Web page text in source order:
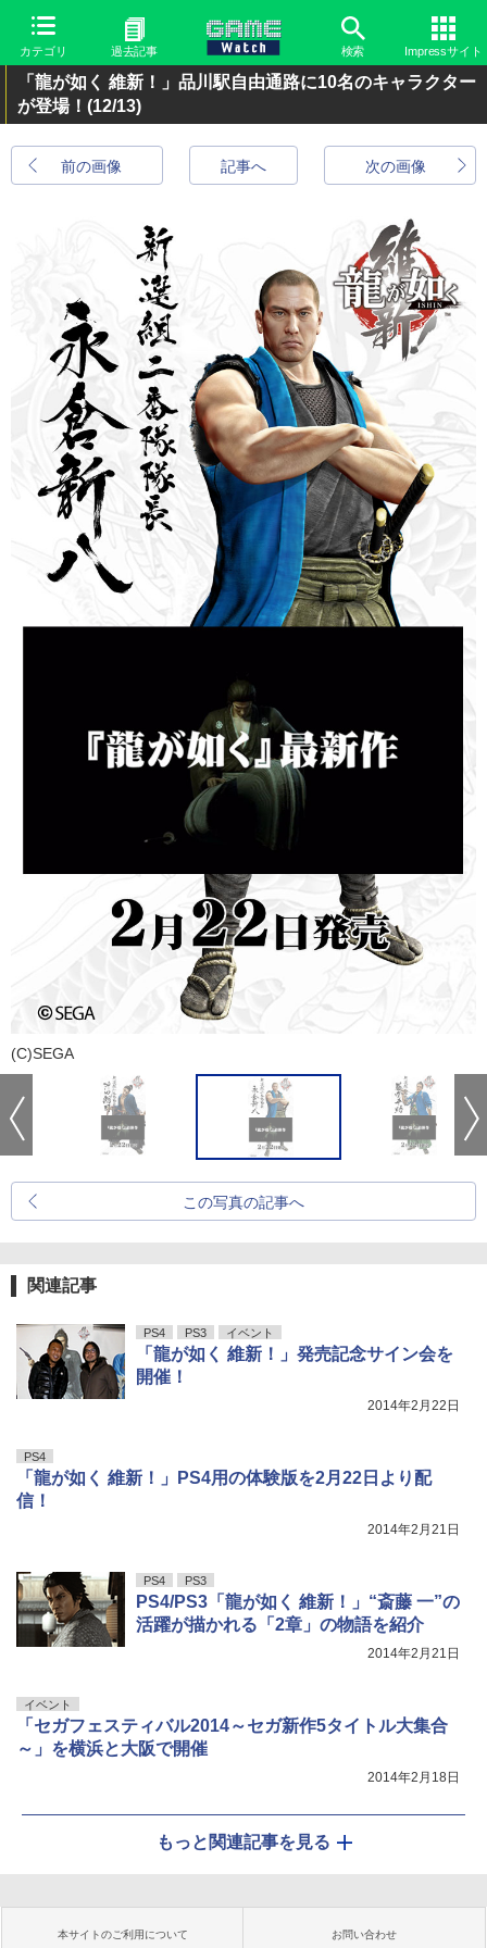
カテゴリ 過去記事 検索 Impressサイト
「龍が如く 維新！」品川駅自由通路に10名のキャラクター
が登場！ (12/13)
前の画像 次の画像
記事へ
(C)SEGA
この写真の記事へ
関連記事
PS4 PS3 イベント
「龍が如く 維新！」発売記念サイン会を
開催！
2014年2月22日
PS4
「龍が如く 維新！」PS4用の体験版を2月22日より配
信！
2014年2月21日
PS4 PS3
PS4/PS3「龍が如く 維新！」“斎藤 一”の
活躍が描かれる「2章」の物語を紹介
2014年2月21日
イベント
「セガフェスティバル2014～セガ新作5タイトル大集合
～」を横浜と大阪で開催
2014年2月18日
もっと関連記事を見る
本サイトのご利用について お問い合わせ